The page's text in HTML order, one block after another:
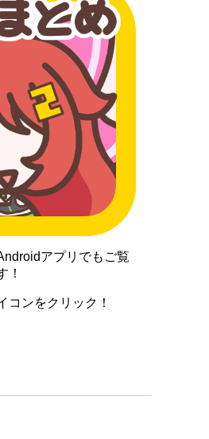
アプリでもご覧
！
コンをクリック！